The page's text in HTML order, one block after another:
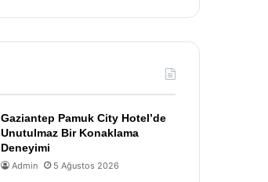
Gaziantep Pamuk City Hotel’de
Unutulmaz Bir Konaklama
Deneyimi
Admin 5 Ağustos 2026